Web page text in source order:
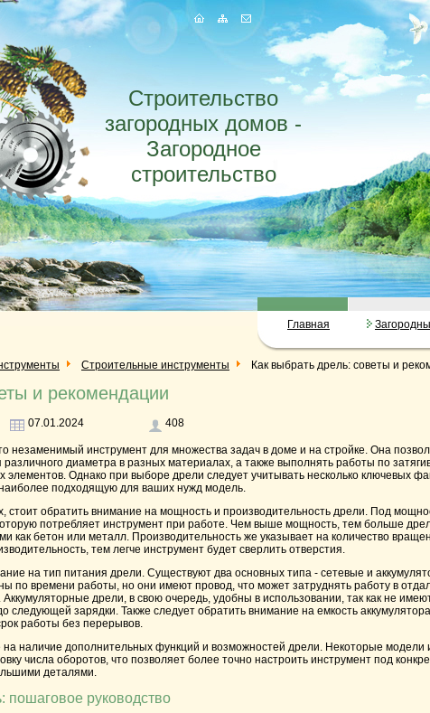
Строительство
загородных домов -
Загородное
строительство
Главная
Строительные инструменты Как выбрать дрель: советы и
и рекомендации
07.01.2024 408
незаменимый инструмент для множества задач в доме и на стройке. Она
различного диаметра в разных материалах, а также выполнять работы по
элементов. Однако при выборе дрели следует учитывать несколько ключевых
подходящую для ваших нужд модель.
стоит обратить внимание на мощность и производительность дрели. Под
потребляет инструмент при работе. Чем выше мощность, тем больше
как бетон или металл. Производительность же указывает на количество
тем легче инструмент будет сверлить отверстия.
на тип питания дрели. Существуют два основных типа - сетевые и
по времени работы, но они имеют провод, что может затруднять работу в
Аккумуляторные дрели, в свою очередь, удобны в использовании, так как не
следующей зарядки. Также следует обратить внимание на емкость
работы без перерывов.
на наличие дополнительных функций и возможностей дрели. Некоторые
числа оборотов, что позволяет более точно настроить инструмент под
деталями.
пошаговое руководство